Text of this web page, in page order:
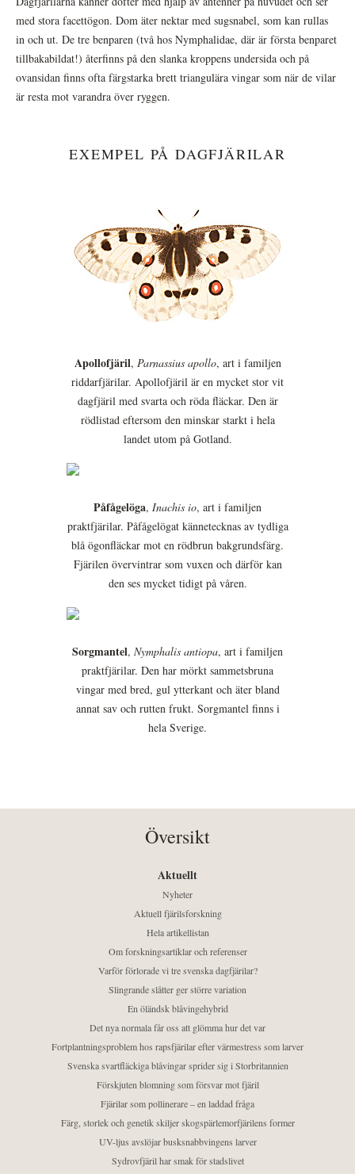
med stora facettögon. Dom äter nektar med sugsnabel, som kan rullas
in och ut. De tre benparen (två hos Nymphalidae, där är första benparet
tillbakabildat!) återfinns på den slanka kroppens undersida och på
ovansidan finns ofta färgstarka brett triangulära vingar som när de vilar
är resta mot varandra över ryggen.
EXEMPEL PÅ DAGFJÄRILAR
Apollofjäril, Parnassius apollo, art i familjen
riddarfjärilar. Apollofjäril är en mycket stor vit
dagfjäril med svarta och röda fläckar. Den är
rödlistad eftersom den minskar starkt i hela
landet utom på Gotland.
Påfågelöga, Inachis io, art i familjen
praktfjärilar. Påfågelögat kännetecknas av tydliga
blå ögonfläckar mot en rödbrun bakgrundsfärg.
Fjärilen övervintrar som vuxen och därför kan
den ses mycket tidigt på våren.
Sorgmantel, Nymphalis antiopa, art i familjen
praktfjärilar. Den har mörkt sammetsbruna
vingar med bred, gul ytterkant och äter bland
annat sav och rutten frukt. Sorgmantel finns i
hela Sverige.
Översikt
Aktuellt
Nyheter
Aktuell fjärilsforskning
Hela artikellistan
Om forskningsartiklar och referenser
Varför förlorade vi tre svenska dagfjärilar?
Slingrande slåtter ger större variation
En öländsk blåvingehybrid
Det nya normala får oss att glömma hur det var
Fortplantningsproblem hos rapsfjärilar efter värmestress som larver
Svenska svartfläckiga blåvingar sprider sig i Storbritannien
Förskjuten blomning som försvar mot fjäril
Fjärilar som pollinerare – en laddad fråga
Färg, storlek och genetik skiljer skogspärlemorfjärilens former
UV-ljus avslöjar busksnabbvingens larver
Sydrovfjäril har smak för stadslivet